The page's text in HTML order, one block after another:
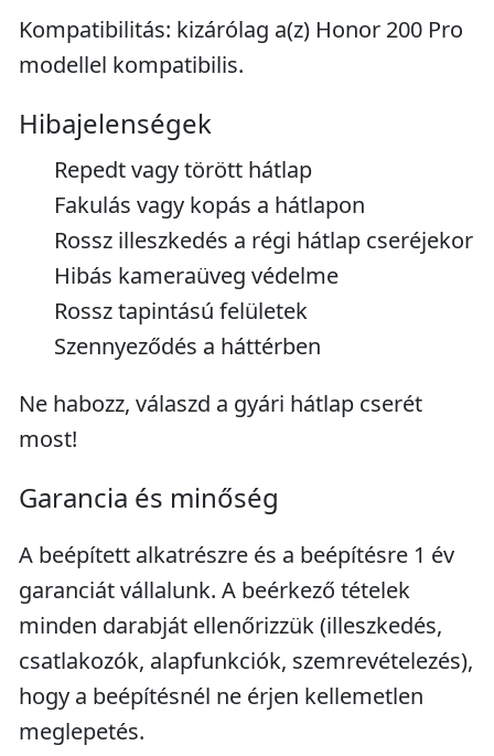
Kompatibilitás: kizárólag a(z) Honor 200 Pro
modellel kompatibilis.
Hibajelenségek
Repedt vagy törött hátlap
Fakulás vagy kopás a hátlapon
Rossz illeszkedés a régi hátlap cseréjekor
Hibás kameraüveg védelme
Rossz tapintású felületek
Szennyeződés a háttérben
Ne habozz, válaszd a gyári hátlap cserét
most!
Garancia és minőség
A beépített alkatrészre és a beépítésre 1 év
garanciát vállalunk. A beérkező tételek
minden darabját ellenőrizzük (illeszkedés,
csatlakozók, alapfunkciók, szemrevételezés),
hogy a beépítésnél ne érjen kellemetlen
meglepetés.